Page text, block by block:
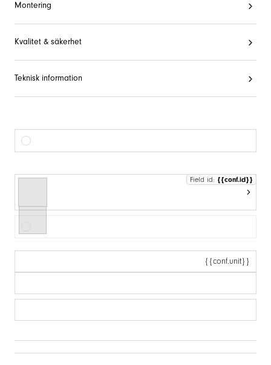
Montering
Kvalitet & säkerhet
Teknisk information
Field id: {{conf.id}}
{{conf.unit}}